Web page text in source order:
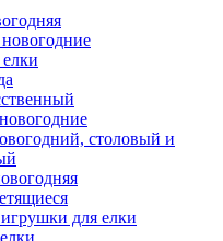
столовый и
для елки